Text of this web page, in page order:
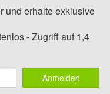
und erhalte exklusive
- Zugriff auf 1,4
Anmelden